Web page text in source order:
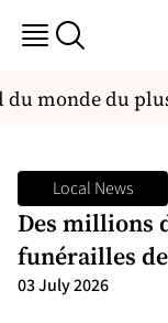
monde du plus
Local News
Des millions
funérailles
03 July 2026